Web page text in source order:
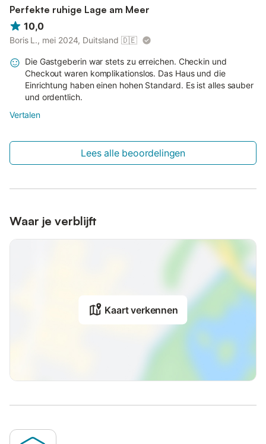
Perfekte ruhige Lage am Meer
10,0
Boris L., mei 2024, Duitsland 🇩🇪
Die Gastgeberin war stets zu erreichen. Checkin und
Checkout waren komplikationslos. Das Haus und die
Einrichtung haben einen hohen Standard. Es ist alles sauber
und ordentlich.
Vertalen
Lees alle beoordelingen
Waar je verblijft
Kaart verkennen